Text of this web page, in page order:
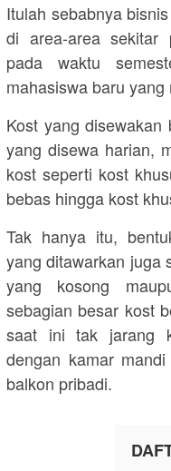
Itulah sebabnya
di area-area sekitar
pada waktu
mahasiswa baru
Kost yang
yang disewa harian,
kost seperti kost
bebas hingga kost
Tak hanya itu,
yang ditawarkan juga
yang kosong
sebagian besar kost
saat ini tak jarang
dengan kamar
balkon pribadi.